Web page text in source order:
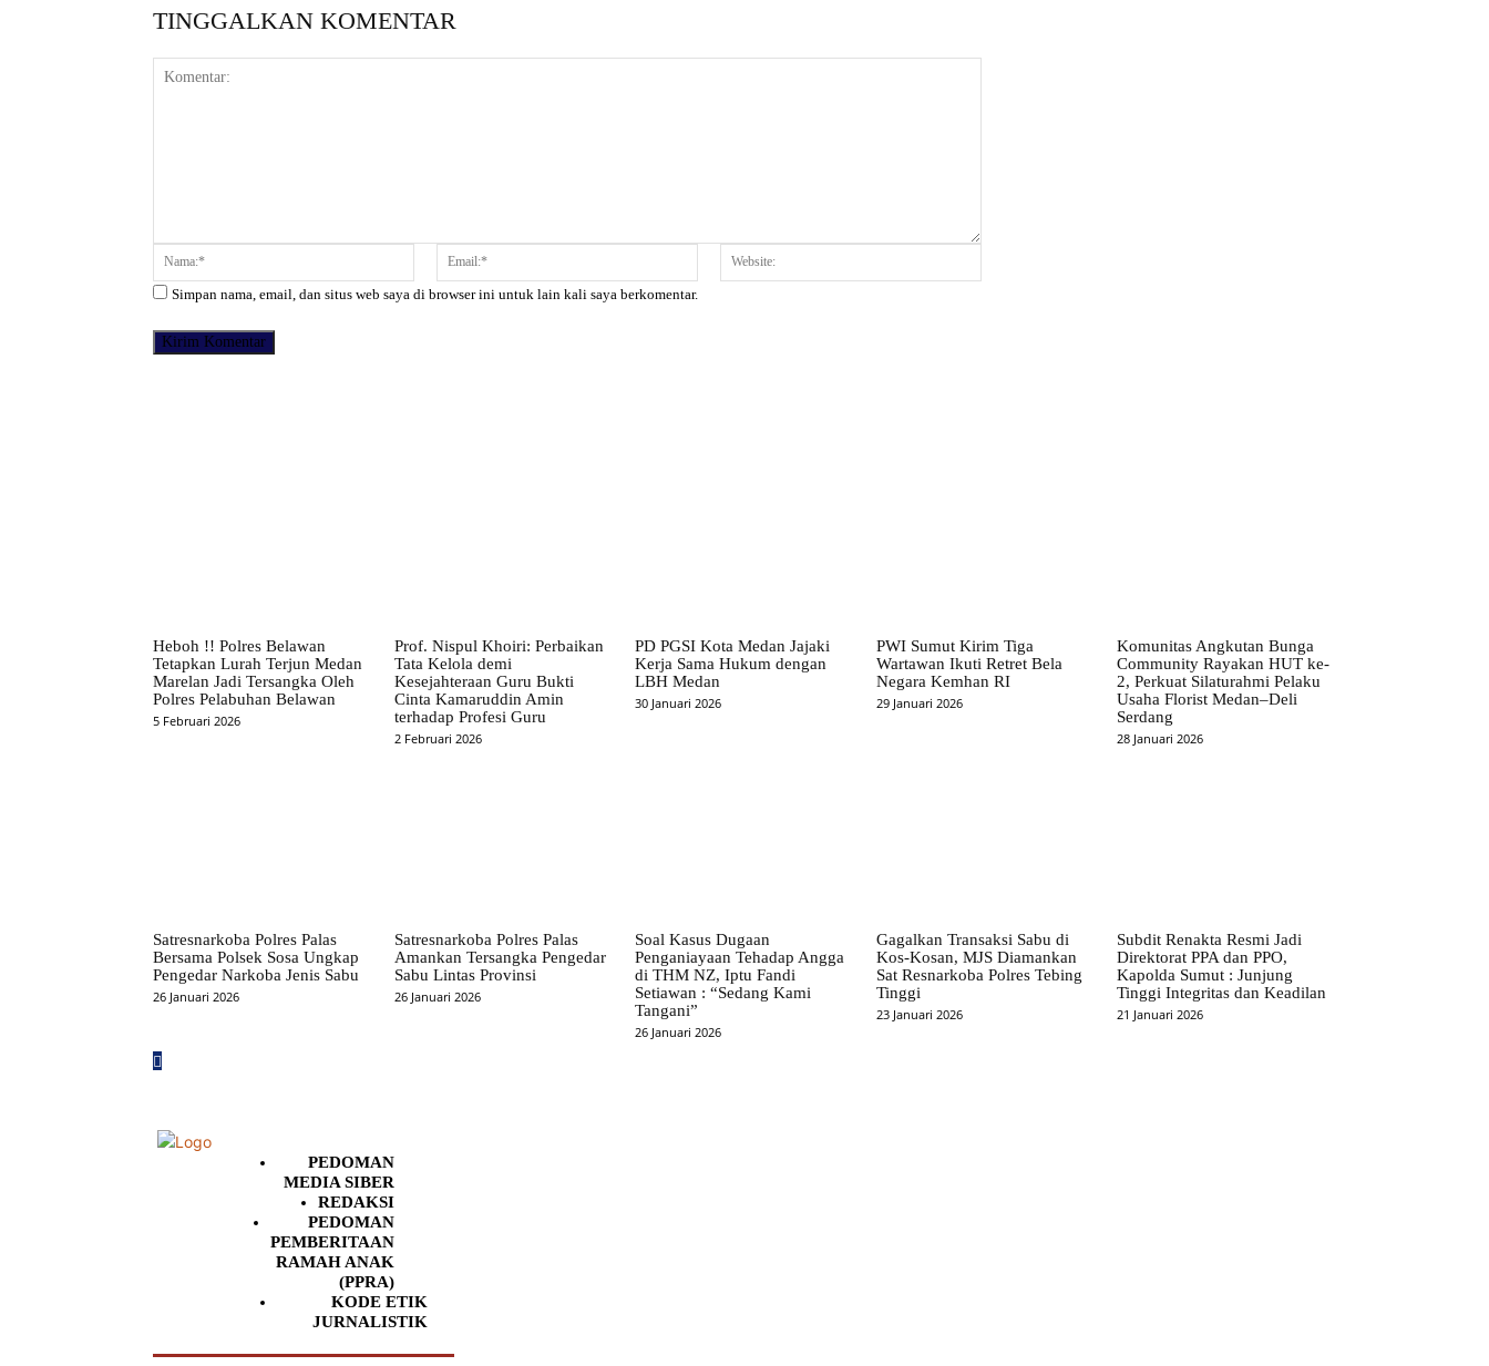
TINGGALKAN KOMENTAR
Komentar: Nama:* Email:*
Simpan nama, email, dan situs web saya di browser ini untuk lain kali saya berkomentar.
Heboh !! Polres Belawan
Tetapkan Lurah Terjun Medan
Marelan Jadi Tersangka Oleh
Polres Pelabuhan Belawan
5 Februari 2026
Prof. Nispul Khoiri: Perbaikan
Tata Kelola demi
Kesejahteraan Guru Bukti
Cinta Kamaruddin Amin
terhadap Profesi Guru
2 Februari 2026
PD PGSI Kota Medan Jajaki
Kerja Sama Hukum dengan
LBH Medan
30 Januari 2026
PWI Sumut Kirim Tiga
Wartawan Ikuti Retret Bela
Negara Kemhan RI
29 Januari 2026
Komunitas Angkutan Bunga
Community Rayakan HUT ke-
2, Perkuat Silaturahmi Pelaku
Usaha Florist Medan–Deli
Serdang
28 Januari 2026
Satresnarkoba Polres Palas
Bersama Polsek Sosa Ungkap
Pengedar Narkoba Jenis Sabu
26 Januari 2026
Satresnarkoba Polres Palas
Amankan Tersangka Pengedar
Sabu Lintas Provinsi
26 Januari 2026
Soal Kasus Dugaan
Penganiayaan Tehadap Angga
di THM NZ, Iptu Fandi
Setiawan : “Sedang Kami
Tangani”
26 Januari 2026
Gagalkan Transaksi Sabu di
Kos-Kosan, MJS Diamankan
Sat Resnarkoba Polres Tebing
Tinggi
23 Januari 2026
Subdit Renakta Resmi Jadi
Direktorat PPA dan PPO,
Kapolda Sumut : Junjung
Tinggi Integritas dan Keadilan
21 Januari 2026
PEDOMAN
MEDIA SIBER
REDAKSI
PEDOMAN
PEMBERITAAN
RAMAH ANAK
(PPRA)
KODE ETIK
JURNALISTIK